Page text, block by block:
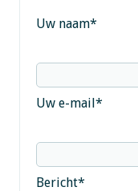
Uw naam*
Uw e-mail*
Bericht*